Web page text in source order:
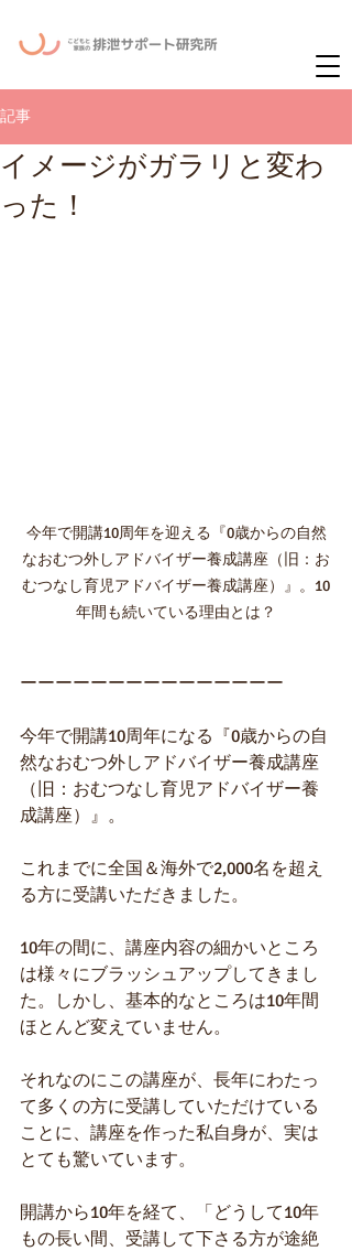
記事
イメージがガラリと変わ
った！
今年で開講10周年を迎える『0歳からの自然
なおむつ外しアドバイザー養成講座（旧：お
むつなし育児アドバイザー養成講座）』。10
年間も続いている理由とは？
ーーーーーーーーーーーーーーー
今年で開講10周年になる『0歳からの自
然なおむつ外しアドバイザー養成講座
（旧：おむつなし育児アドバイザー養
成講座）』。
これまでに全国＆海外で2,000名を超え
る方に受講いただきました。
10年の間に、講座内容の細かいところ
は様々にブラッシュアップしてきまし
た。しかし、基本的なところは10年間
ほとんど変えていません。
それなのにこの講座が、長年にわたっ
て多くの方に受講していただけている
ことに、講座を作った私自身が、実は
とても驚いています。
開講から10年を経て、「どうして10年
もの長い間、受講して下さる方が途絶